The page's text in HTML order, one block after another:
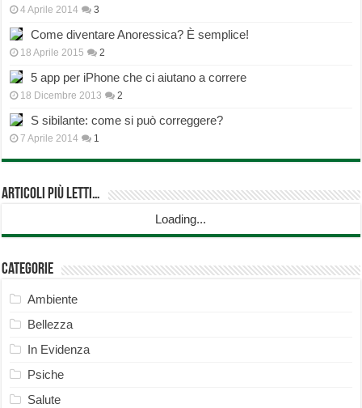
4 Aprile 2014 3
Come diventare Anoressica? È semplice!
18 Aprile 2015 2
5 app per iPhone che ci aiutano a correre
18 Dicembre 2013 2
S sibilante: come si può correggere?
7 Aprile 2014 1
Articoli più Letti…
Loading...
Categorie
Ambiente
Bellezza
In Evidenza
Psiche
Salute